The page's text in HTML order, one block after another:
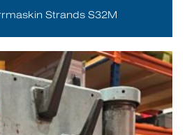
Strands S32M